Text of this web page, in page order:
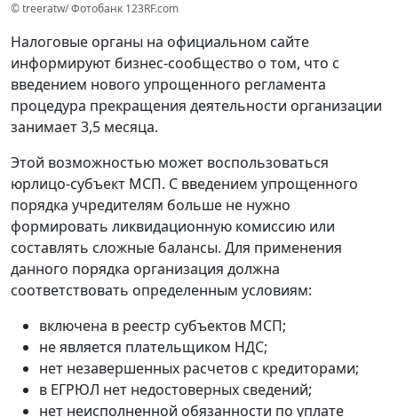
© treeratw/ Фотобанк 123RF.com
Налоговые органы на официальном сайте
информируют бизнес-сообщество о том, что с
введением нового упрощенного регламента
процедура прекращения деятельности организации
занимает 3,5 месяца.
Этой возможностью может воспользоваться
юрлицо-субъект МСП. С введением упрощенного
порядка учредителям больше не нужно
формировать ликвидационную комиссию или
составлять сложные балансы. Для применения
данного порядка организация должна
соответствовать определенным условиям:
включена в реестр субъектов МСП;
не является плательщиком НДС;
нет незавершенных расчетов с кредиторами;
в ЕГРЮЛ нет недостоверных сведений;
нет неисполненной обязанности по уплате